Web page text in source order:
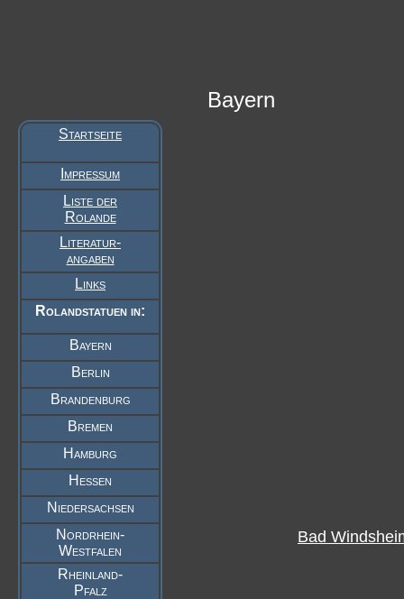
Startseite
Impressum
Liste der
Rolande
Literatur-
angaben
Links
Rolandstatuen in:
Bayern
Berlin
Brandenburg
Bremen
Hamburg
Hessen
Niedersachsen
Nordrhein-
Westfalen
Rheinland-
Pfalz
Bayern
Bad